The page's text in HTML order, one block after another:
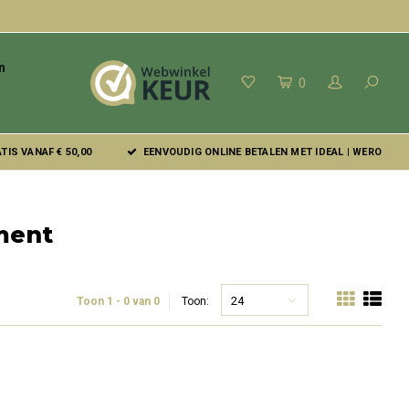
0
VANAF € 50,00 EENVOUDIG ONLINE BETALEN MET IDEAL | WERO
Toon 1 - 0 van 0 Toon: 24